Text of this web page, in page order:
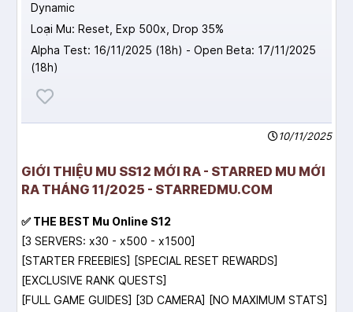
Dynamic
Loại Mu: Reset, Exp 500x, Drop 35%
Alpha Test: 16/11/2025 (18h) - Open Beta: 17/11/2025
(18h)
10/11/2025
GIỚI THIỆU MU SS12 MỚI RA - STARRED MU MỚI
RA THÁNG 11/2025 - STARREDMU.COM
✅ THE BEST Mu Online S12
[3 SERVERS: x30 - x500 - x1500]
[STARTER FREEBIES] [SPECIAL RESET REWARDS]
[EXCLUSIVE RANK QUESTS]
[FULL GAME GUIDES] [3D CAMERA] [NO MAXIMUM STATS]